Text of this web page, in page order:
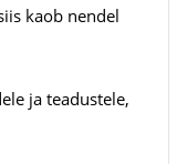
kaob nendel
ja teadustele,